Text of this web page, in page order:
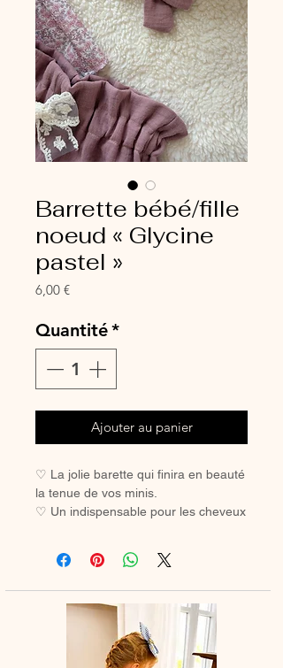
Barrette bébé/fille
noeud « Glycine
pastel »
6,00 €Prix
Quantité*
Ajouter au panier
♡ La jolie barette qui finira en beauté
la tenue de vos minis.
♡ Un indispensable pour les cheveux
glisse pas, même sur les cheveux les
Pince crocodile 45 mm
Dimension noeud à plat environ 85
mm x 75 mm